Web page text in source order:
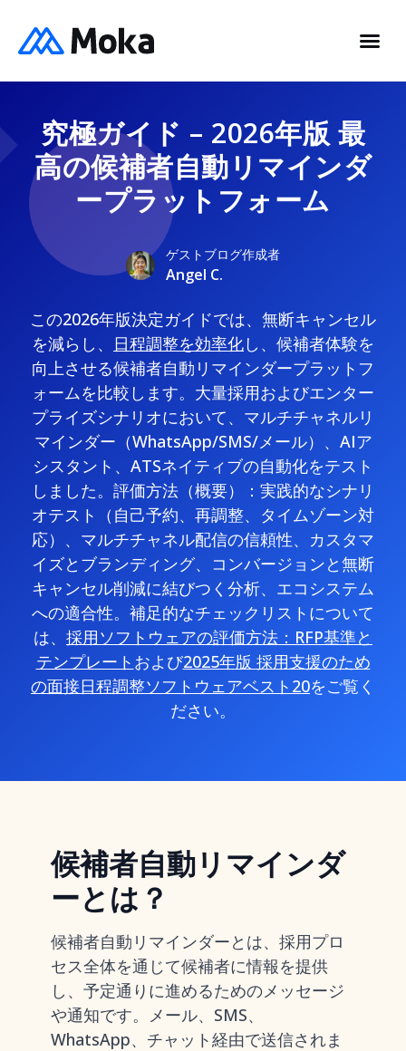
究極ガイド – 2026年版 最
高の候補者自動リマインダ
ープラットフォーム
ゲストブログ作成者
Angel C.
この2026年版決定ガイドでは、無断キャンセル
を減らし、 日程調整を効率化し、候補者体験を
向上させる候補者自動リマインダープラットフ
ォームを比較します。大量採用およびエンター
プライズシナリオにおいて、マルチチャネルリ
マインダー（WhatsApp/SMS/メール）、AIア
シスタント、ATSネイティブの自動化をテスト
しました。評価方法（概要）：実践的なシナリ
オテスト（自己予約、再調整、タイムゾーン対
応）、マルチチャネル配信の信頼性、カスタマ
イズとブランディング、コンバージョンと無断
キャンセル削減に結びつく分析、エコシステム
への適合性。補足的なチェックリストについて
は、 採用ソフトウェアの評価方法：RFP基準と
テンプレート および2025年版 採用支援のため
の面接日程調整ソフトウェアベスト20をご覧く
ださい。
候補者自動リマインダ
ーとは？
候補者自動リマインダーとは、採用プロ
セス全体を通じて候補者に情報を提供
し、予定通りに進めるためのメッセージ
や通知です。メール、SMS、
WhatsApp、チャット経由で送信されま